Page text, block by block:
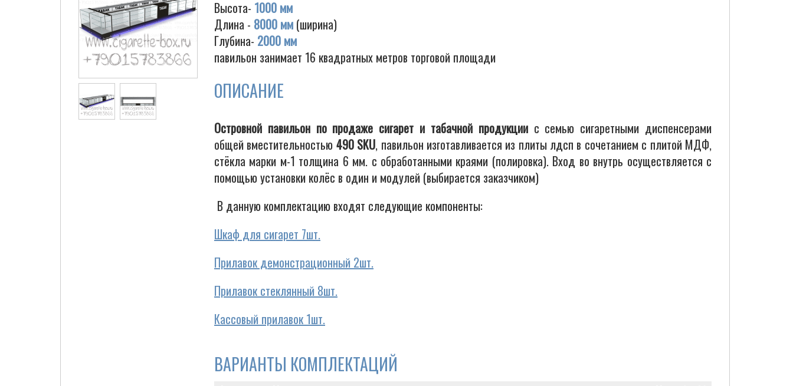
Высота- 1000 мм
Длина - 8000 мм (ширина)
Глубина- 2000 мм
павильон занимает 16 квадратных метров торговой площади
ОПИСАНИЕ
Островной павильон по продаже сигарет и табачной продукциис семью сигаретными диспенсерами
общей вместительностью 490 SKU, павильон изготавливается из плиты лдсп в сочетанием с плитой МДФ,
стёкла марки м-1 толщина 6 мм. с обработанными краями (полировка). Вход во внутрь осуществляется с
помощью установки колёс в один и модулей (выбирается заказчиком)
В данную комплектацию входят следующие компоненты:
Шкаф для сигарет 7шт.
Прилавок демонстрационный 2шт.
Прилавок стеклянный 8шт.
Кассовый прилавок 1шт.
ВАРИАНТЫ КОМПЛЕКТАЦИЙ